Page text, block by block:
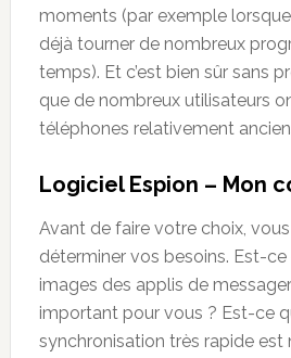
moments (par exemple
déjà tourner de nombreux
temps). Et c’est bien sûr sans
que de nombreux utilisateurs
téléphones relativement
Logiciel Espion – Mon
Avant de faire votre choix,
déterminer vos besoins. Est-ce
images des applis de
important pour vous ? Est-ce
synchronisation très rapide est